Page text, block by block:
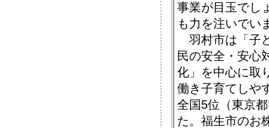
事業が目玉でし
も力を注いでい
羽村市は「子
民の安全・安心
化」を中心に取
働き子育てしや
全国5位（東京
た。福生市のお